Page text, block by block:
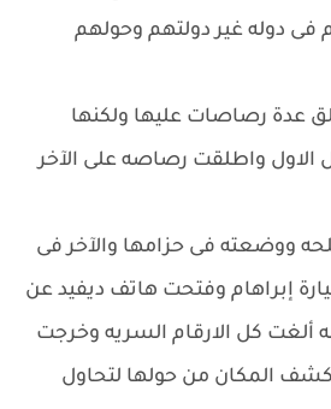
دوله غير دولتهم وحولهم
عدة رصاصات عليها ولكنها
واطلقت رصاصه على الآخر
ووضعته فى حزامها والآخر فى
إبراهام وفتحت هاتف ديفيد عن
كل الارقام السريه وخرجت
المكان من حولها لتحاول